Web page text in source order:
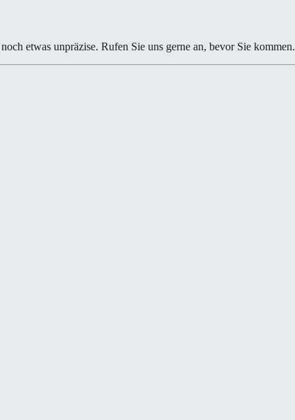
etwas unpräzise. Rufen Sie uns gerne an, bevor Sie kommen.